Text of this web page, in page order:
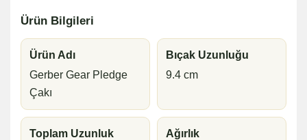
Ürün Bilgileri
Ürün Adı
Gerber Gear Pledge
Çakı
Bıçak Uzunluğu
9.4 cm
Toplam Uzunluk
Ağırlık